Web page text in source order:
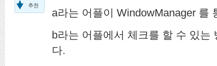
추천
a라는 어플이 WindowManager 를
b라는 어플에서 체크를 할 수 있는
다.